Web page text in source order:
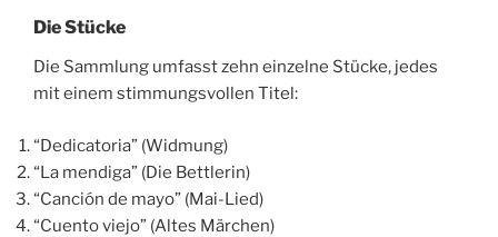
Die Stücke
Die Sammlung umfasst zehn einzelne Stücke, jedes
mit einem stimmungsvollen Titel:
“Dedicatoria” (Widmung)
“La mendiga” (Die Bettlerin)
“Canción de mayo” (Mai-Lied)
“Cuento viejo” (Altes Märchen)